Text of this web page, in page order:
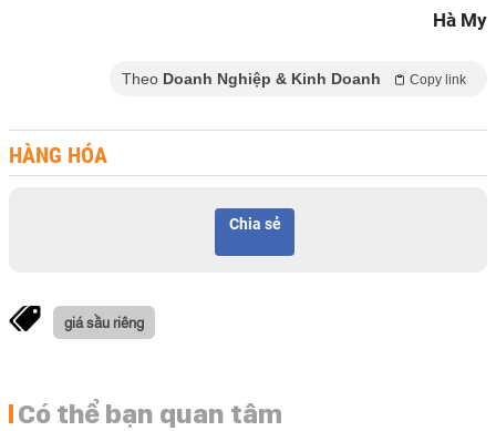
Hà My
Theo Doanh Nghiệp & Kinh Doanh Copy link
HÀNG HÓA
Chia sẻ
giá sầu riêng
Có thể bạn quan tâm